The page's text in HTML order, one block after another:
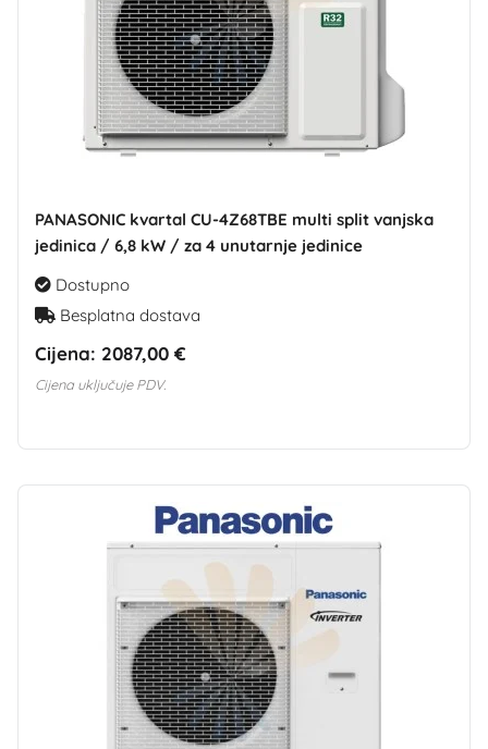
PANASONIC kvartal CU-4Z68TBE multi split vanjska
jedinica / 6,8 kW / za 4 unutarnje jedinice
Dostupno
Besplatna dostava
Cijena: 2087,00 €
Cijena uključuje PDV.